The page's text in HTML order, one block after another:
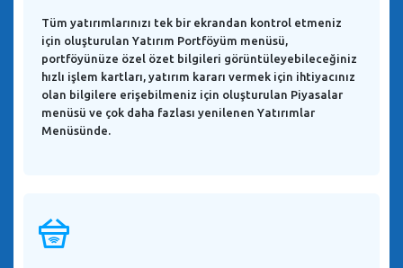
Tüm yatırımlarınızı tek bir ekrandan kontrol etmeniz
için oluşturulan Yatırım Portföyüm menüsü,
portföyünüze özel özet bilgileri görüntüleyebileceğiniz
hızlı işlem kartları, yatırım kararı vermek için ihtiyacınız
olan bilgilere erişebilmeniz için oluşturulan Piyasalar
menüsü ve çok daha fazlası yenilenen Yatırımlar
Menüsünde.